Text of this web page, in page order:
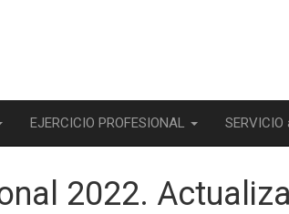
EJERCICIO PROFESIONAL SERVICIO
2022.